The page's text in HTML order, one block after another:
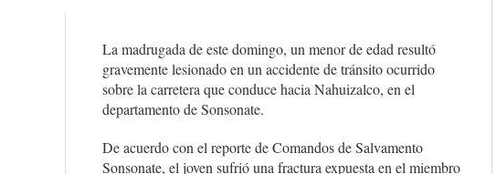
La madrugada de este domingo, un menor de edad resultó
gravemente lesionado en un accidente de tránsito ocurrido
sobre la carretera que conduce hacia Nahuizalco, en el
departamento de Sonsonate.
De acuerdo con el reporte de Comandos de Salvamento
Sonsonate, el joven sufrió una fractura expuesta en el miembro